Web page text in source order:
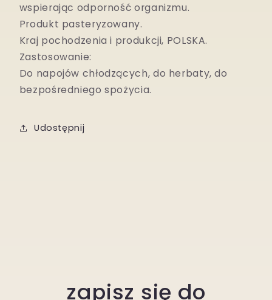
wspierając odporność organizmu.
Produkt pasteryzowany.
Kraj pochodzenia i produkcji, POLSKA.
Zastosowanie:
Do napojów chłodzących, do herbaty, do
bezpośredniego spożycia.
Udostępnij
zapisz się do